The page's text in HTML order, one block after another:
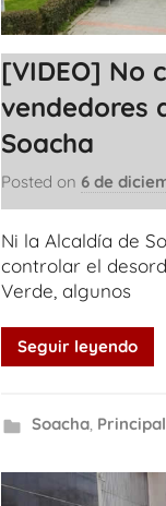
[VIDEO] No
vendedores
Soacha
Posted on 6 de
Ni la Alcaldía de
controlar el
Verde, algunos
Seguir leyendo
Soacha,